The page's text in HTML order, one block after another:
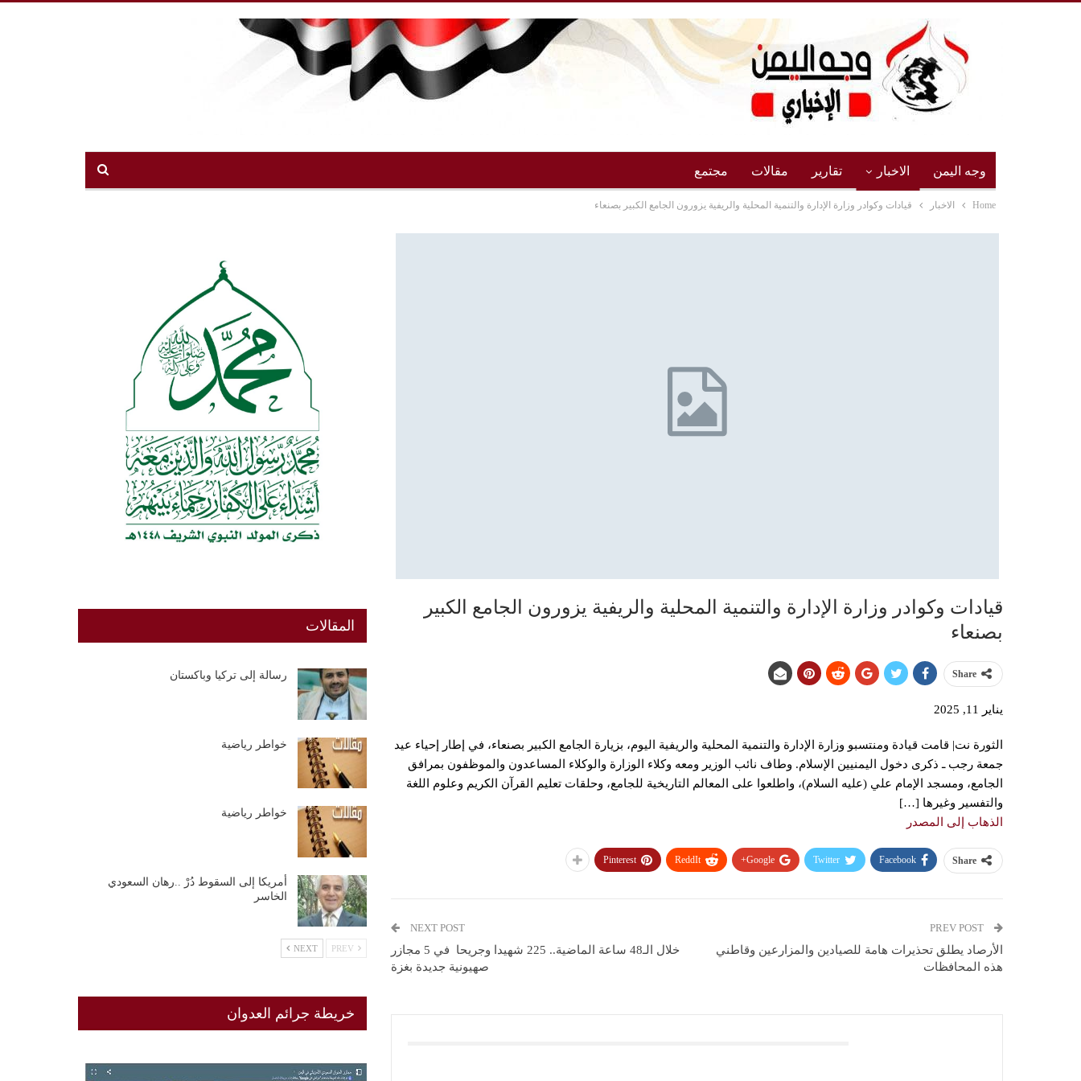
وجه اليمن الاخبار تقارير مقالات مجتمع
Home الاخبار قيادات وكوادر وزارة الإدارة والتنمية المحلية والريفية يزورون الجامع الكبير بصنعاء
قيادات وكوادر وزارة الإدارة والتنمية المحلية والريفية يزورون الجامع الكبير
بصنعاء
Share
يناير 11, 2025
الثورة نت| قامت قيادة ومنتسبو وزارة الإدارة والتنمية المحلية والريفية اليوم، بزيارة الجامع الكبير بصنعاء، في إطار إحياء عيد
جمعة رجب ـ ذكرى دخول اليمنيين الإسلام. وطاف نائب الوزير ومعه وكلاء الوزارة والوكلاء المساعدون والموظفون بمرافق
الجامع، ومسجد الإمام علي (عليه السلام)، واطلعوا على المعالم التاريخية للجامع، وحلقات تعليم القرآن الكريم وعلوم اللغة
والتفسير وغيرها […]
الذهاب إلى المصدر
Share
Facebook
Twitter
Google+
ReddIt
Pinterest
الأرصاد يطلق تحذيرات هامة للصيادين والمزارعين وقاطني
هذه المحافظات
NEXT POST
خلال الـ48 ساعة الماضية.. 225 شهيدا وجريحا في 5 مجازر
صهيونية جديدة بغزة
المقالات
رسالة إلى تركيا وباكستان
خواطر رياضية
خواطر رياضية
أمريكا إلى السقوط دُرْ ..رهان السعودي
الخاسر
NEXT
خريطة جرائم العدوان